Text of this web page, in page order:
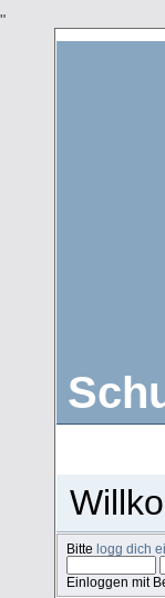
"
Bittelogg dich
Einloggen mit